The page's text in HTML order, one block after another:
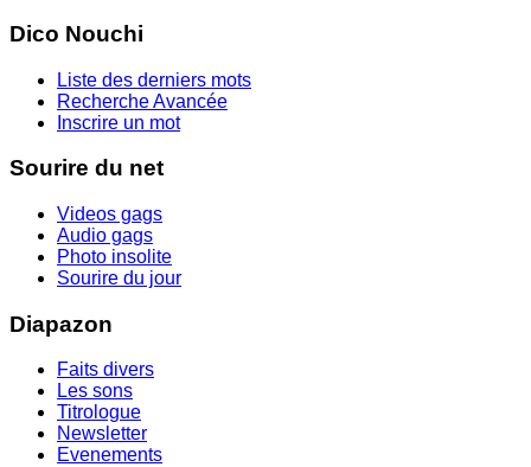
Dico Nouchi
Liste des derniers mots
Recherche Avancée
Inscrire un mot
Sourire du net
Videos gags
Audio gags
Photo insolite
Sourire du jour
Diapazon
Faits divers
Les sons
Titrologue
Newsletter
Evenements